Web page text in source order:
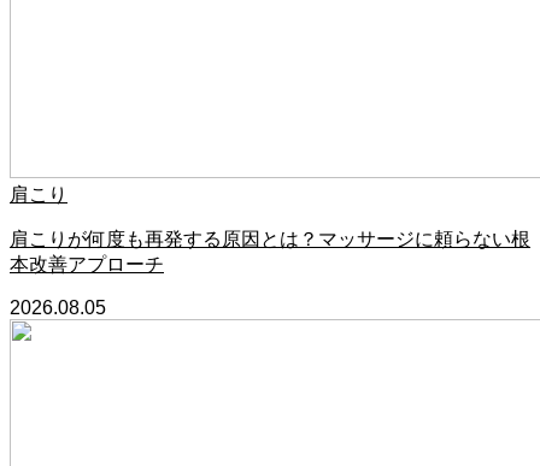
肩こり
肩こりが何度も再発する原因とは？マッサージに頼らない根
本改善アプローチ
2026.08.05